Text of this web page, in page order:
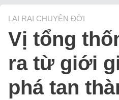
LAI RAI CHUYỆN ĐỜI
Vị tổng
ra từ giới
phá tan